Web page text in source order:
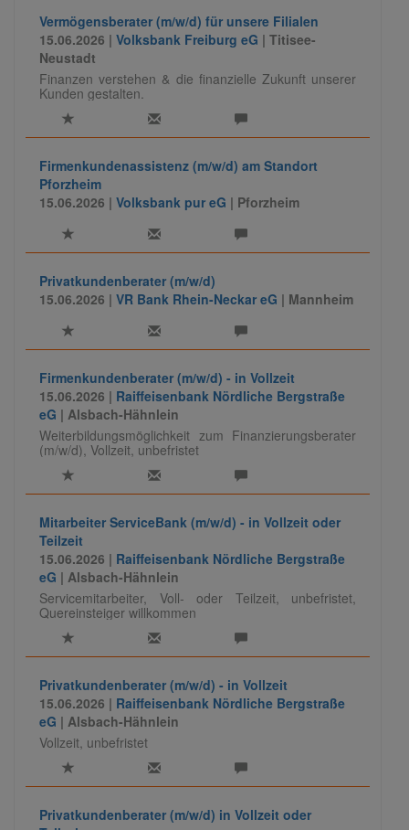
Vermögensberater (m/w/d) für unsere Filialen
15.06.2026 | Volksbank Freiburg eG | Titisee-
Neustadt
Finanzen verstehen & die finanzielle Zukunft unserer
Kunden gestalten.
Firmenkundenassistenz (m/w/d) am Standort
Pforzheim
15.06.2026 | Volksbank pur eG | Pforzheim
Privatkundenberater (m/w/d)
15.06.2026 | VR Bank Rhein-Neckar eG | Mannheim
Firmenkundenberater (m/w/d) - in Vollzeit
15.06.2026 | Raiffeisenbank Nördliche Bergstraße
eG | Alsbach-Hähnlein
Weiterbildungsmöglichkeit zum Finanzierungsberater
(m/w/d), Vollzeit, unbefristet
Mitarbeiter ServiceBank (m/w/d) - in Vollzeit oder
Teilzeit
15.06.2026 | Raiffeisenbank Nördliche Bergstraße
eG | Alsbach-Hähnlein
Servicemitarbeiter, Voll- oder Teilzeit, unbefristet,
Quereinsteiger willkommen
Privatkundenberater (m/w/d) - in Vollzeit
15.06.2026 | Raiffeisenbank Nördliche Bergstraße
eG | Alsbach-Hähnlein
Vollzeit, unbefristet
Privatkundenberater (m/w/d) in Vollzeit oder